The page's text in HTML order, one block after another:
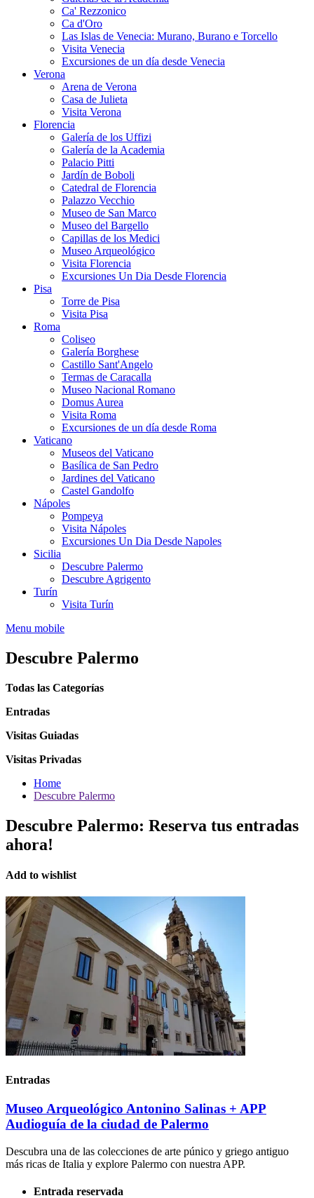
Ca' Rezzonico
Ca d'Oro
Las Islas de Venecia: Murano, Burano e Torcello
Visita Venecia
Excursiones de un día desde Venecia
Verona
Arena de Verona
Casa de Julieta
Visita Verona
Florencia
Galería de los Uffizi
Galería de la Academia
Palacio Pitti
Jardín de Boboli
Catedral de Florencia
Palazzo Vecchio
Museo de San Marco
Museo del Bargello
Capillas de los Medici
Museo Arqueológico
Visita Florencia
Excursiones Un Dia Desde Florencia
Pisa
Torre de Pisa
Visita Pisa
Roma
Coliseo
Galería Borghese
Castillo Sant'Angelo
Termas de Caracalla
Museo Nacional Romano
Domus Aurea
Visita Roma
Excursiones de un día desde Roma
Vaticano
Museos del Vaticano
Basílica de San Pedro
Jardines del Vaticano
Castel Gandolfo
Nápoles
Pompeya
Visita Nápoles
Excursiones Un Dia Desde Napoles
Sicilia
Descubre Palermo
Descubre Agrigento
Turín
Visita Turín
Menu mobile
Descubre Palermo
Todas las Categorías
Entradas
Visitas Guiadas
Visitas Privadas
Home
Descubre Palermo
Descubre Palermo: Reserva tus entradas
ahora!
Add to wishlist
Entradas
Museo Arqueológico Antonino Salinas + APP
Audioguía de la ciudad de Palermo
Descubra una de las colecciones de arte púnico y griego antiguo
más ricas de Italia y explore Palermo con nuestra APP.
Entrada reservada